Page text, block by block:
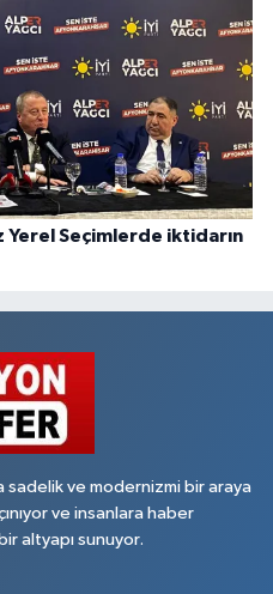
Yerel Seçimlerde iktidarın
sadelik ve modernizmi bir araya
ve insanlara haber
altyapı sunuyor.